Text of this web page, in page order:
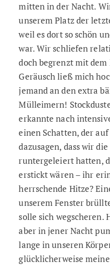
mitten in der Nacht.
unserem Platz der
weil es dort so schön
war. Wir schliefen
doch begrenzt mit
Geräusch ließ mich
jemand an den extra
Mülleimern!
erkannte nach
einen Schatten, der
dazusagen, dass wir
runtergeleiert hatten,
erstickt wären – ihr
herrschende Hitze?
unserem Fenster
solle sich wegscheren.
aber in jener Nacht
lange in unseren
glücklicherweise